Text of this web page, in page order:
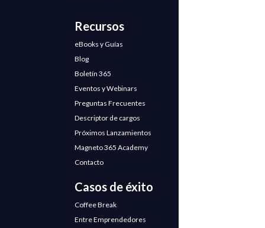
Recursos
eBooks y Guías
Blog
Boletín 365
Eventos y Webinars
Preguntas Frecuentes
Descriptor de cargos
Próximos Lanzamientos
Magneto 365 Academy
Contacto
Casos de éxito
Coffee Break
Entre Emprendedores